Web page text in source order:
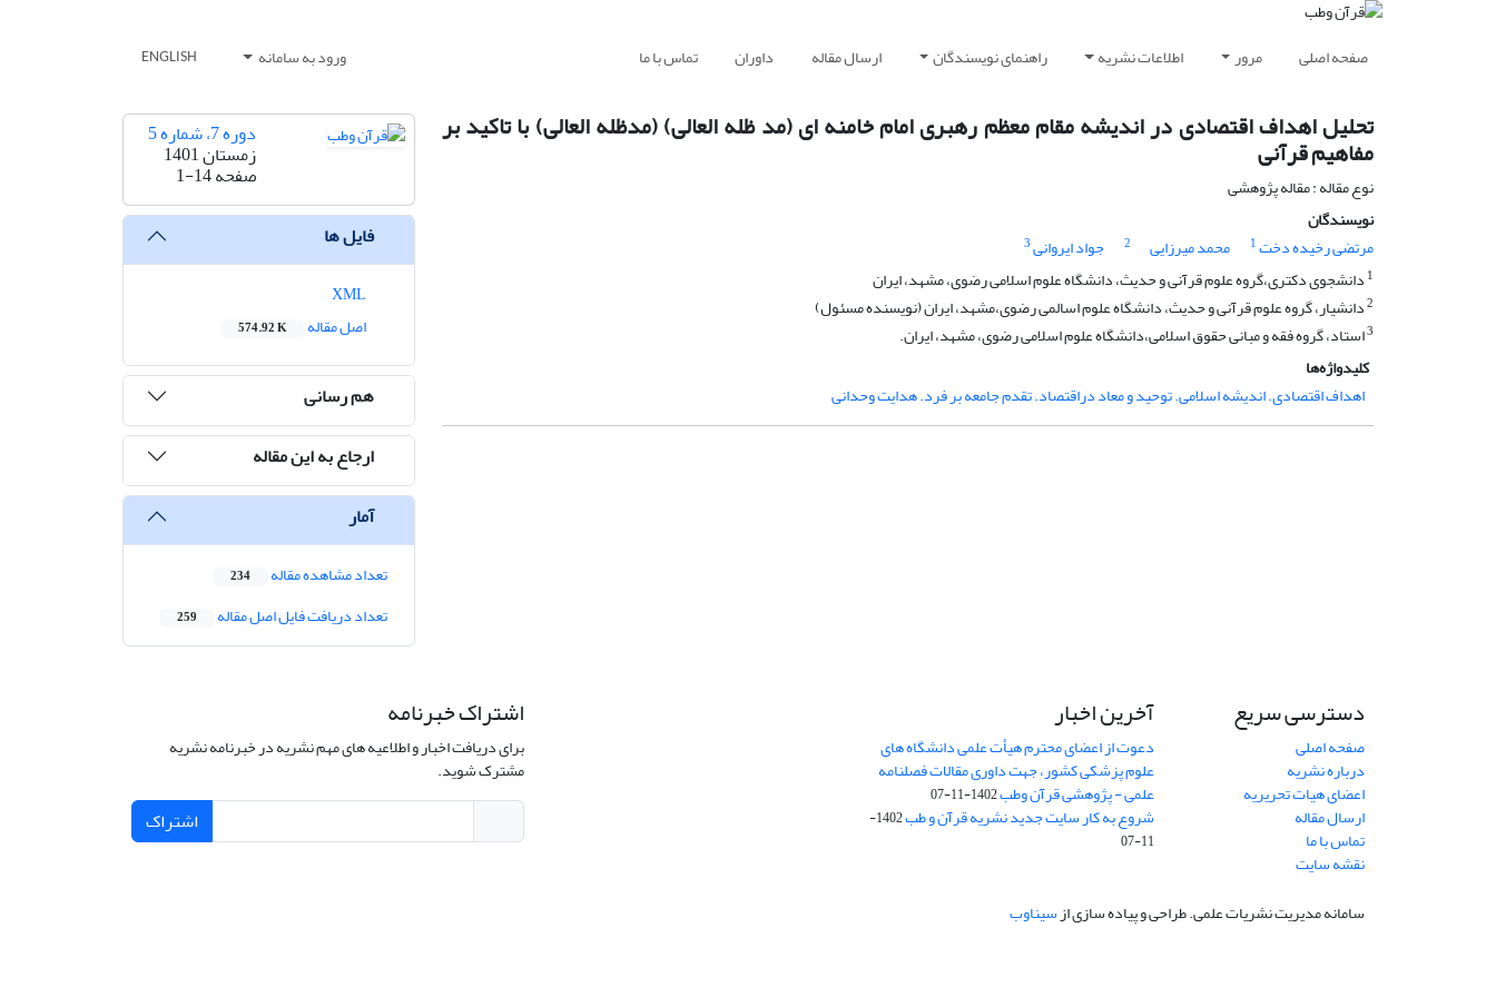
صفحه اصلی مرور اطلاعات نشریه راهنمای نویسندگان ارسال مقاله داوران تماس با ما ورود به سامانه ENGLISH
تحلیل اهداف اقتصادی در اندیشه مقام معظم رهبری امام خامنه ای (مد ظله العالی) (مدظله العالی) با تاکید بر
مفاهیم قرآنی
نوع مقاله : مقاله پژوهشی
نویسندگان
مرتضی رخیده دخت1 محمد میرزایی 2 جواد ایروانی3
1 دانشجوی دکتری،گروه علوم قرآنی و حدیث، دانشگاه علوم اسلامی رضوی، مشهد، ایران
2دانشیار، گروه علوم قرآنی و حدیث، دانشگاه علوم اسالمی رضوی،مشهد، ایران (نویسنده مسئول)
3استاد، گروه فقه و مبانی حقوق اسلامی،دانشگاه علوم اسلامی رضوی، مشهد، ایران.
کلیدواژه‌ها
اهداف اقتصادی. اندیشه اسلامی. توحید و معاد دراقتصاد. تقدم جامعه بر فرد. هدایت وحدانی
دوره 7، شماره 5
زمستان 1401
صفحه1-14
فایل ها
اصل مقاله
574.92 K
هم رسانی
ارجاع به این مقاله
آمار
تعداد مشاهده مقاله 234
تعداد دریافت فایل اصل مقاله 259
دسترسی سریع
صفحه اصلی
درباره نشریه
اعضای هیات تحریریه
ارسال مقاله
تماس با ما
نقشه سایت
آخرین اخبار
دعوت از اعضای محترم هیأت علمی دانشگاه های
علوم پزشکی کشور، جهت داوری مقالات فصلنامه
علمی - پژوهشی قرآن وطب1402-11-07
شروع به کار سایت جدید نشریه قرآن و طب
1402-
11-07
اشتراک خبرنامه
برای دریافت اخبار و اطلاعیه های مهم نشریه در خبرنامه نشریه
مشترک شوید.
اشتراک
سامانه مدیریت نشریات علمی.طراحی و پیاده سازی ازسیناوب